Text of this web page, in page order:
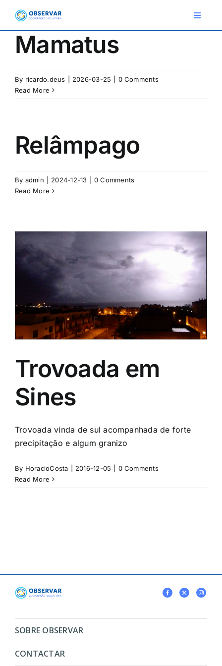
content
Toggle
ESTAÇÕES METEOROLÓGICAS
F.A.Q.
Novo relato
Mamatus
By ricardo.deus 2026-03-25
0 Comments
Read More
Relâmpago
By admin 2024-12-13
0 Comments
Read More
Trovoada em
Sines
Trovoada vinda de sul acompanhada de forte
precipitação e algum granizo
By HoracioCosta 2016-12-05
0 Comments
Read More
SOBRE OBSERVAR
CONTACTAR